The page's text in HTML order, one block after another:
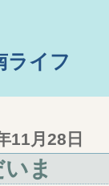
ライフ
11月28日
ま